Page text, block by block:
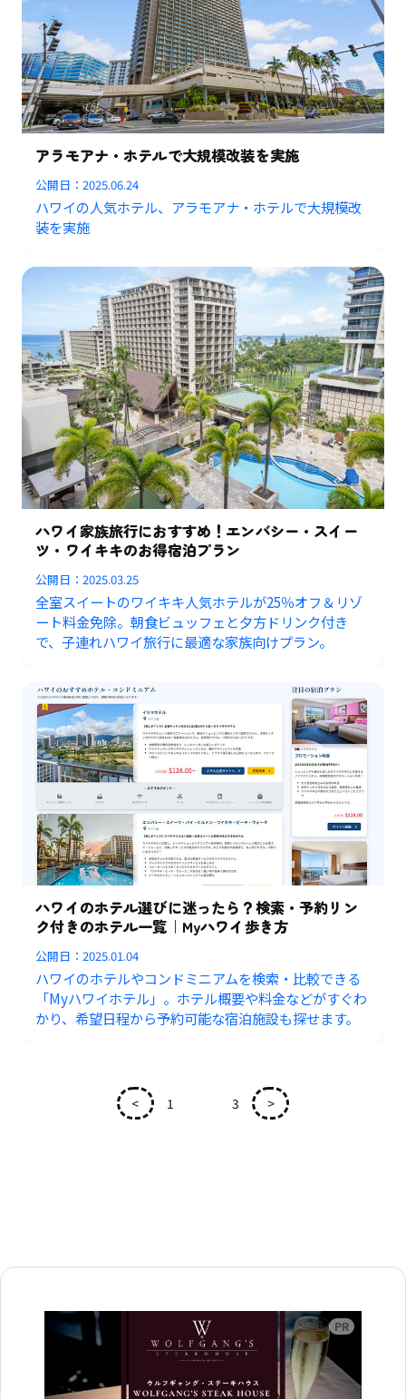
アラモアナ・ホテルで大規模改装を実施
公開日：2025.06.24
ハワイの人気ホテル、アラモアナ・ホテルで大規模改
装を実施
ハワイ家族旅行におすすめ！エンバシー・スイー
ツ・ワイキキのお得宿泊プラン
公開日：2025.03.25
全室スイートのワイキキ人気ホテルが25％オフ＆リゾ
ート料金免除。朝食ビュッフェと夕方ドリンク付き
で、子連れハワイ旅行に最適な家族向けプラン。
ハワイのホテル選びに迷ったら？検索・予約リン
ク付きのホテル一覧｜Myハワイ歩き方
公開日：2025.01.04
ハワイのホテルやコンドミニアムを検索・比較できる
「Myハワイホテル」。ホテル概要や料金などがすぐわ
かり、希望日程から予約可能な宿泊施設も探せます。
< 1 3 >
広告